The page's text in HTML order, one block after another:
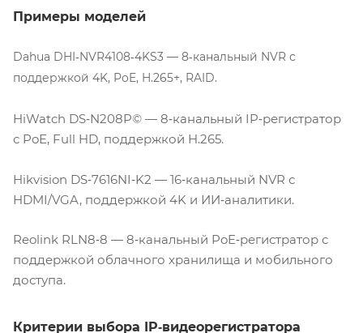
Примеры моделей
Dahua DHI‑NVR4108‑4KS3 — 8‑канальный NVR с
поддержкой 4K, PoE, H.265+, RAID.
HiWatch DS‑N208P© — 8‑канальный IP‑регистратор
с PoE, Full HD, поддержкой H.265.
Hikvision DS‑7616NI‑K2 — 16‑канальный NVR с
HDMI/VGA, поддержкой 4K и ИИ‑аналитики.
Reolink RLN8‑8 — 8‑канальный PoE‑регистратор с
поддержкой облачного хранилища и мобильного
доступа.
Критерии выбора IP‑видеорегистратора